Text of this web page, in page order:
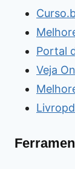
Portal
Veja